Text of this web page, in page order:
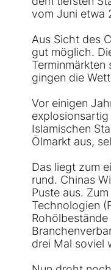
vom Juni etwa
Aus Sicht des
gut möglich.
gingen die
Vor einigen
Islamischen
Ölmarkt aus,
Das liegt zum
rund. Chinas
Puste aus.
Technologien
drei Mal soviel